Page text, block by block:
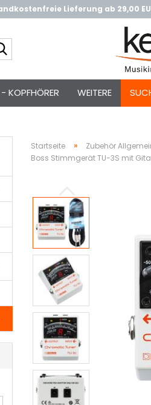
Lieferung ab 29,00
KOPFHÖRER WEITERE
Startseite » Zubehör
Boss Stimmgerät TU-3S mit